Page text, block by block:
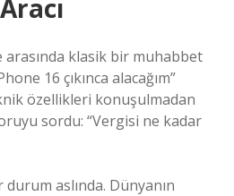
arasında klasik bir muhabbet
16 çıkınca alacağım”
özellikleri konuşulmadan
sordu: “Vergisi ne kadar
aslında. Dünyanın